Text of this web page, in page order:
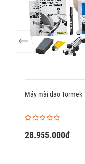
Máy mài dao Tormek
28.955.000đ